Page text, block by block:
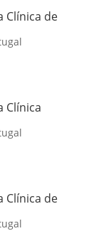
Clínica de
Clínica
Clínica de